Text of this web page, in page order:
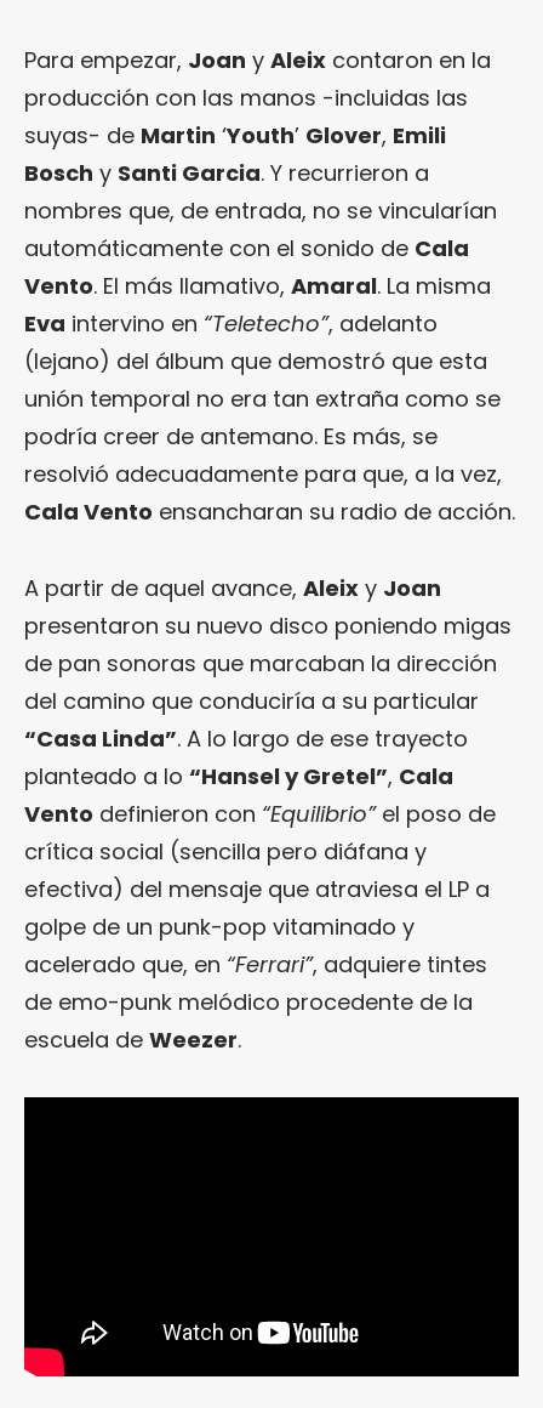
Para empezar, Joan y Aleix contaron en la
producción con las manos -incluidas las
suyas- de Martin ‘Youth’ Glover, Emili
Bosch y Santi Garcia. Y recurrieron a
nombres que, de entrada, no se vincularían
automáticamente con el sonido de Cala
Vento. El más llamativo, Amaral. La misma
Eva intervino en “Teletecho”, adelanto
(lejano) del álbum que demostró que esta
unión temporal no era tan extraña como se
podría creer de antemano. Es más, se
resolvió adecuadamente para que, a la vez,
Cala Vento ensancharan su radio de acción.
A partir de aquel avance, Aleix y Joan
presentaron su nuevo disco poniendo migas
de pan sonoras que marcaban la dirección
del camino que conduciría a su particular
“Casa Linda”. A lo largo de ese trayecto
planteado a lo “Hansel y Gretel”, Cala
Vento definieron con “Equilibrio”el poso de
crítica social (sencilla pero diáfana y
efectiva) del mensaje que atraviesa el LP a
golpe de un punk-pop vitaminado y
acelerado que, en “Ferrari”, adquiere tintes
de emo-punk melódico procedente de la
escuela de Weezer.